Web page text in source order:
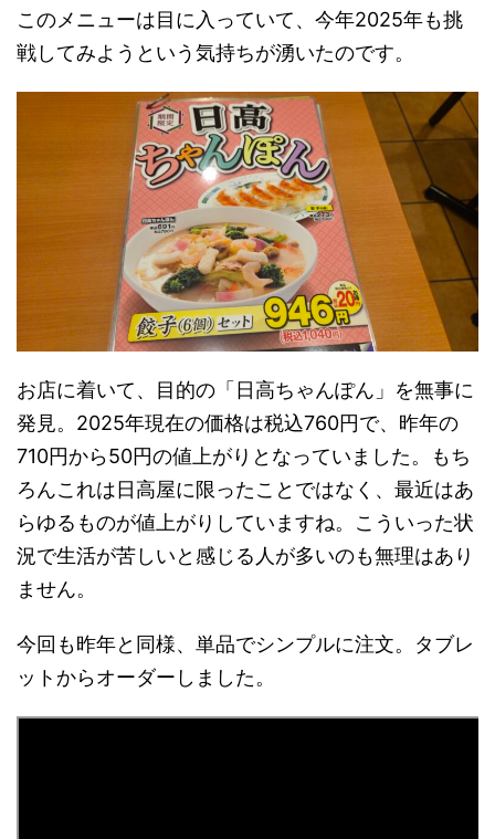
このメニューは目に入っていて、今年2025年も挑
戦してみようという気持ちが湧いたのです。
お店に着いて、目的の「日高ちゃんぽん」を無事に
発見。2025年現在の価格は税込760円で、昨年の
710円から50円の値上がりとなっていました。もち
ろんこれは日高屋に限ったことではなく、最近はあ
らゆるものが値上がりしていますね。こういった状
況で生活が苦しいと感じる人が多いのも無理はあり
ません。
今回も昨年と同様、単品でシンプルに注文。タブレ
ットからオーダーしました。